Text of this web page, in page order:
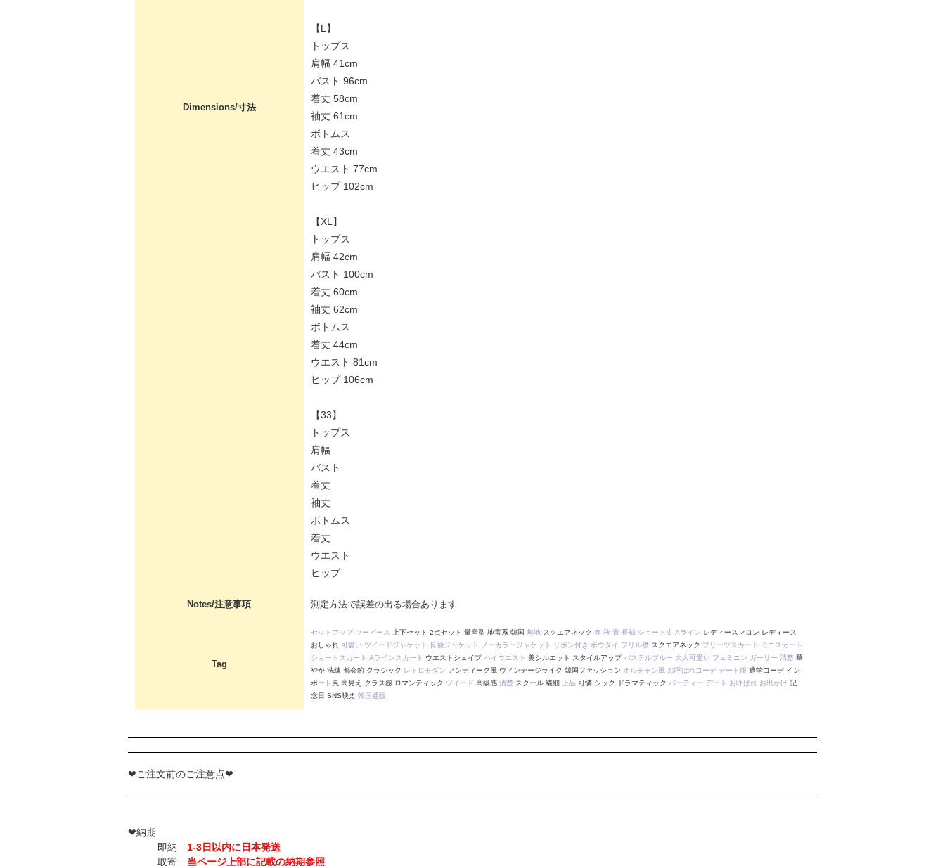
Dimensions/寸法
【L】
トップス
肩幅 41cm
バスト 96cm
着丈 58cm
袖丈 61cm
ボトムス
着丈 43cm
ウエスト 77cm
ヒップ 102cm
【XL】
トップス
肩幅 42cm
バスト 100cm
着丈 60cm
袖丈 62cm
ボトムス
着丈 44cm
ウエスト 81cm
ヒップ 106cm
【33】
トップス
肩幅
バスト
着丈
袖丈
ボトムス
着丈
ウエスト
ヒップ
Notes/注意事項 測定方法で誤差の出る場合あります
Tag
セットアップ ツーピース 上下セット 2点セット 量産型 地雷系 韓国 無地スクエアネック 春 秋 青 長袖 ショート丈 Aライン レディースマロン レディース
おしゃれ 可愛い ツイードジャケット 長袖ジャケット ノーカラージャケット リボン付き ボウタイ フリル襟 スクエアネック プリーツスカート
ミニスカート
ショートスカート Aラインスカート ウエストシェイプ ハイウエスト 美シルエット スタイルアップ パステルブルー 大人可愛い フェミニン ガーリー 清楚華
やか 洗練 都会的 クラシック
レトロモダン アンティーク風 ヴィンテージライク 韓国ファッション オルチャン風 お呼ばれコーデ デート服 通学コーデ イン
ポート風 高見え クラス感 ロマンティック ツイード 高級感 清楚スクール 繊細 上品可憐 シック ドラマティック パーティー デート お呼ばれ お出かけ 記
念日 SNS映え 韓国通販
❤ご注文前のご注意点❤
❤納期
即納 1-3日以内に日本発送
取寄 当ページ上部に記載の納期参照